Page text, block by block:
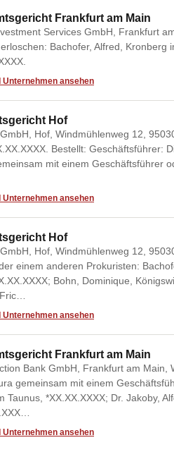
Frankfurt am Main
Services GmbH, Frankfurt
Bachofer, Alfred, Kronberg
ansehen
Hof
Hof, Windmühlenweg 12,
Bestellt: Geschäftsführer:
mit einem Geschäftsführer
ansehen
Hof
Hof, Windmühlenweg 12,
einem anderen Prokuristen:
Bohn, Dominique,
ansehen
Frankfurt am Main
Bank GmbH, Frankfurt am
gemeinsam mit einem
Taunus, *XX.XX.XXXX; Dr. Jakoby,
ansehen